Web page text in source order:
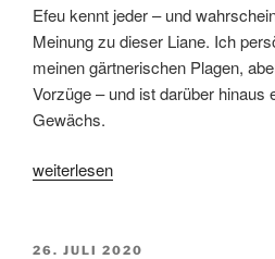
Efeu kennt jeder – und
Meinung zu dieser Liane. Ich
meinen gärtnerischen Plagen,
Vorzüge – und ist darüber hinaus
Gewächs.
„Efeu“
weiterlesen
VERÖFFENTLICHT
26. JULI 2020